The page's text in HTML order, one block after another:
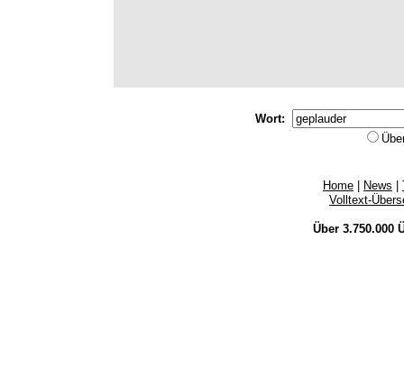
Wort:
Home News
Volltext-
Über 3.750.000